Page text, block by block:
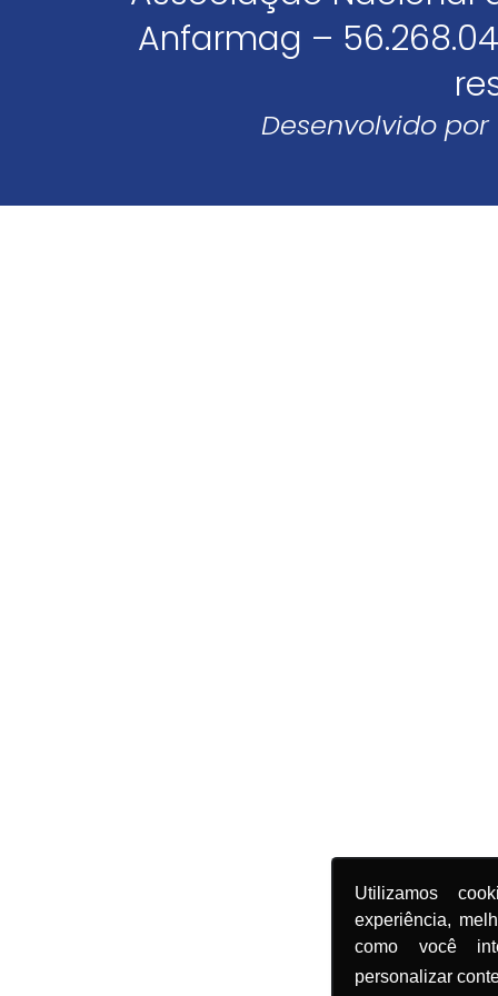
Utilizamos
experiência,
como você
personalizar
Anfarmag –
Desenvolvido por